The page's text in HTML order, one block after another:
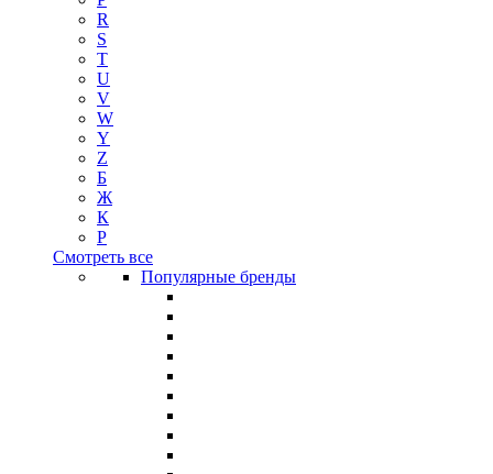
R
S
T
U
V
W
Y
Z
Б
Ж
К
Р
Смотреть все
Популярные бренды